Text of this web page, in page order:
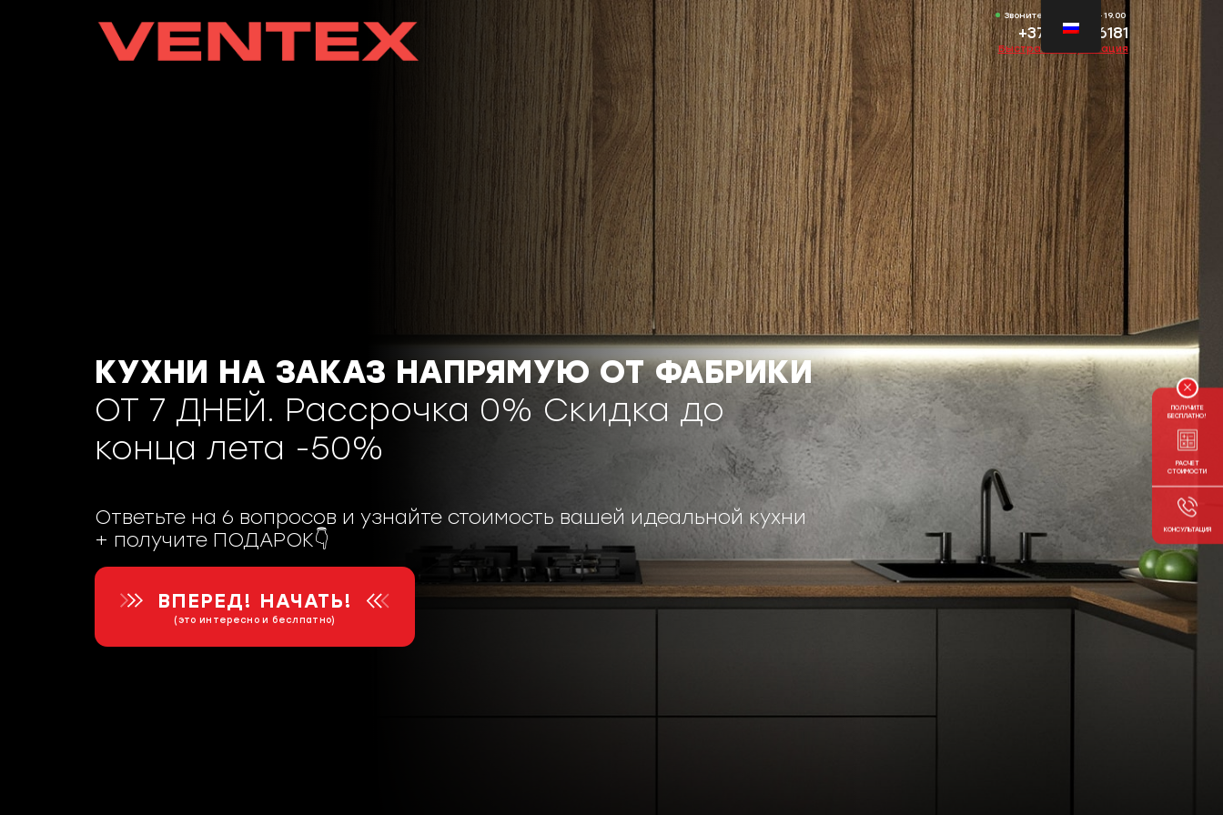
Звоните Пн-Вс 11.00-19.00
+372 53736181
Быстрая консультация
КУХНИ НА ЗАКАЗ НАПРЯМУЮ ОТ ФАБРИКИ
ОТ 7 ДНЕЙ. Рассрочка 0% Скидка до
конца лета -50%
Ответьте на 6 вопросов и узнайте стоимость вашей идеальной кухни
+ получите ПОДАРОК👇
ВПЕРЕД! НАЧАТЬ!
(это интересно и беслпатно)
ПОЛУЧИТЕ
БЕСПЛАТНО!
РАСЧЕТ
СТОИМОСТИ
КОНСУЛЬТАЦИЯ